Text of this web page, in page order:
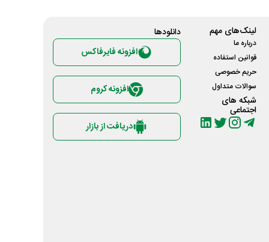
لینک‌های مهم
درباره ما
قوانین استفاده
حریم خصوصی
سوالات متداول
شبکه های
اجتماعی
دانلود‌ها
افزونه فایرفاکس
افزونه کروم
دریافت از بازار